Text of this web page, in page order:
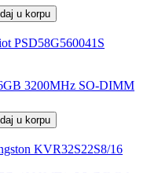
PSD58G560041S
KVR32S22S8/16